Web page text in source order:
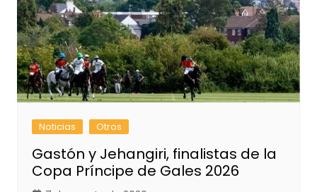
Noticias Otros
Gastón y Jehangiri, finalistas de la
Copa Príncipe de Gales 2026